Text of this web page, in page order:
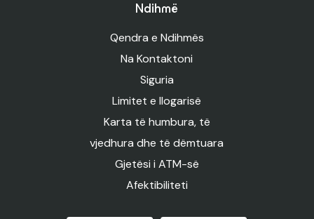
Ndihmë
Qendra e Ndihmës
Na Kontaktoni
Siguria
Limitet e llogarisë
Karta të humbura, të
vjedhura dhe të dëmtuara
Gjetësi i ATM-së
Afektibiliteti